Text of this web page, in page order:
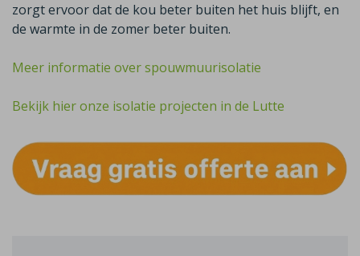
zorgt ervoor dat de kou beter buiten het huis blijft, en
de warmte in de zomer beter buiten.
Meer informatie over spouwmuurisolatie
Bekijk hier onze isolatie projecten in de Lutte